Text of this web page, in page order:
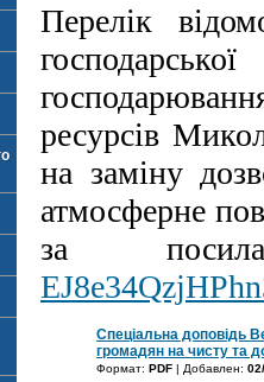
Перелік
ресурсів
на заміну
атмосферне
за
Спеціальна доповідь
громадян на чисту та
Формат: PDF | Добавлен: